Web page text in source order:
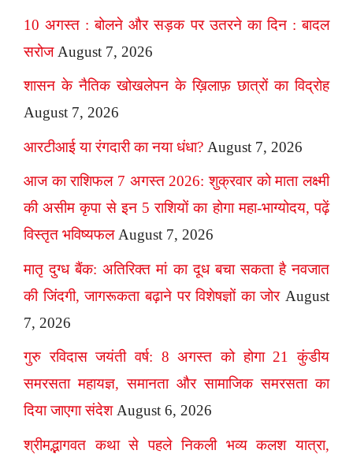
10 अगस्त : बोलने और सड़क पर उतरने का दिन : बादल
सरोज August 7, 2026
शासन के नैतिक खोखलेपन के ख़िलाफ़ छात्रों का विद्रोह
August 7, 2026
आरटीआई या रंगदारी का नया धंधा? August 7, 2026
आज का राशिफल 7 अगस्त 2026: शुक्रवार को माता लक्ष्मी
की असीम कृपा से इन 5 राशियों का होगा महा-भाग्योदय, पढ़ें
विस्तृत भविष्यफल August 7, 2026
मातृ दुग्ध बैंक: अतिरिक्त मां का दूध बचा सकता है नवजात
की जिंदगी, जागरूकता बढ़ाने पर विशेषज्ञों का जोर August
7, 2026
गुरु रविदास जयंती वर्ष: 8 अगस्त को होगा 21 कुंडीय
समरसता महायज्ञ, समानता और सामाजिक समरसता का
दिया जाएगा संदेश August 6, 2026
श्रीमद्भागवत कथा से पहले निकली भव्य कलश यात्रा,